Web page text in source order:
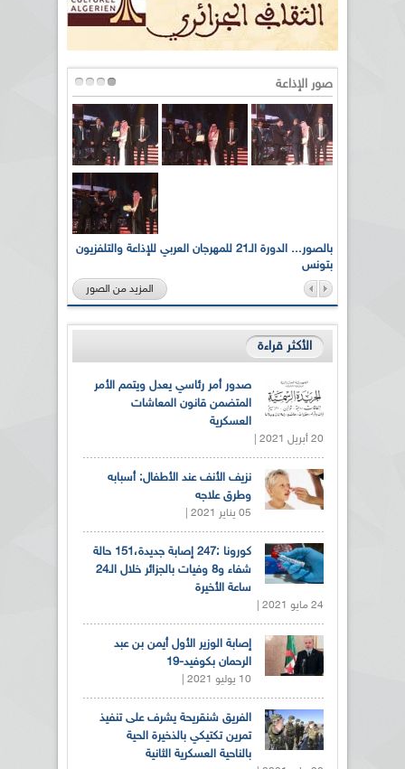
صور الإذاعة
بالصور... الدورة الـ21 للمهرجان العربي للإذاعة والتلفزيون
بتونس
المزيد من الصور
الأكثر قراءة
صدور أمر رئاسي يعدل ويتمم الأمر
المتضمن قانون المعاشات
العسكرية
20 أبريل 2021 |
نزيف الأنف عند الأطفال: أسبابه
وطرق علاجه
05 يناير 2021 |
كورونا :247 إصابة جديدة،151 حالة
شفاء و8 وفيات بالجزائر خلال الـ24
ساعة الأخيرة
24 مايو 2021 |
إصابة الوزير الأول أيمن بن عبد
الرحمان بكوفيد-19
10 يوليو 2021 |
الفريق شنقريحة يشرف على تنفيذ
تمرين تكتيكي بالذخيرة الحية
بالناحية العسكرية الثانية